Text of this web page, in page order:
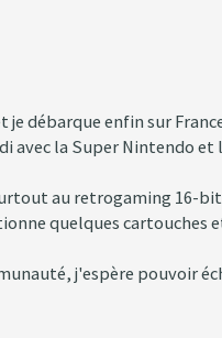
débarque enfin sur
avec la Super Nintendo et
au retrogaming 16-
quelques cartouches
j'espère pouvoir